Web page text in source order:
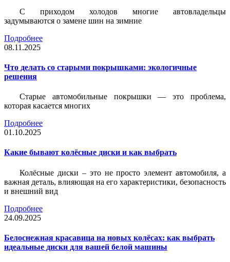
С приходом холодов многие автовладельцы
задумываются о замене шин на зимние
Подробнее
08.11.2025
Что делать со старыми покрышками: экологичные
решения
Старые автомобильные покрышки — это проблема,
которая касается многих
Подробнее
01.10.2025
Какие бывают колёсные диски и как выбрать
Колёсные диски – это не просто элемент автомобиля, а
важная деталь, влияющая на его характеристики, безопасность
и внешний вид
Подробнее
24.09.2025
Белоснежная красавица на новых колёсах: как выбрать
идеальные диски для вашей белой машины